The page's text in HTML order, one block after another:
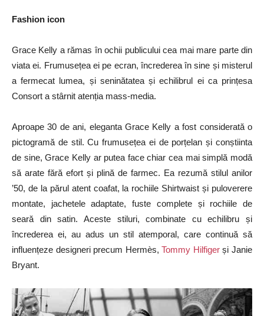
Fashion icon
Grace Kelly a rămas în ochii publicului cea mai mare parte din
viata ei. Frumusețea ei pe ecran, încrederea în sine și misterul
a fermecat lumea, și seninătatea și echilibrul ei ca prințesa
Consort a stârnit atenția mass-media.
Aproape 30 de ani, eleganta Grace Kelly a fost considerată o
pictogramă de stil. Cu frumusețea ei de porțelan și conștiinta
de sine, Grace Kelly ar putea face chiar cea mai simplă modă
să arate fără efort și plină de farmec. Ea rezumă stilul anilor
’50, de la părul atent coafat, la rochiile Shirtwaist și puloverere
montate, jachetele adaptate, fuste complete și rochiile de
seară din satin. Aceste stiluri, combinate cu echilibru și
încrederea ei, au adus un stil atemporal, care continuă să
influențeze designeri precum Hermès,Tommy Hilfigerși Janie
Bryant.